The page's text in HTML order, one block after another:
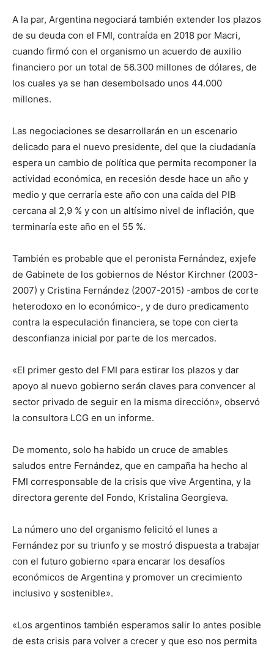
A la par, Argentina negociará también extender los plazos
de su deuda con el FMI, contraída en 2018 por Macri,
cuando firmó con el organismo un acuerdo de auxilio
financiero por un total de 56.300 millones de dólares, de
los cuales ya se han desembolsado unos 44.000
millones.
Las negociaciones se desarrollarán en un escenario
delicado para el nuevo presidente, del que la ciudadanía
espera un cambio de política que permita recomponer la
actividad económica, en recesión desde hace un año y
medio y que cerraría este año con una caída del PIB
cercana al 2,9 % y con un altísimo nivel de inflación, que
terminaría este año en el 55 %.
También es probable que el peronista Fernández, exjefe
de Gabinete de los gobiernos de Néstor Kirchner (2003-
2007) y Cristina Fernández (2007-2015) -ambos de corte
heterodoxo en lo económico-, y de duro predicamento
contra la especulación financiera, se tope con cierta
desconfianza inicial por parte de los mercados.
«El primer gesto del FMI para estirar los plazos y dar
apoyo al nuevo gobierno serán claves para convencer al
sector privado de seguir en la misma dirección», observó
la consultora LCG en un informe.
De momento, solo ha habido un cruce de amables
saludos entre Fernández, que en campaña ha hecho al
FMI corresponsable de la crisis que vive Argentina, y la
directora gerente del Fondo, Kristalina Georgieva.
La número uno del organismo felicitó el lunes a
Fernández por su triunfo y se mostró dispuesta a trabajar
con el futuro gobierno «para encarar los desafíos
económicos de Argentina y promover un crecimiento
inclusivo y sostenible».
«Los argentinos también esperamos salir lo antes posible
de esta crisis para volver a crecer y que eso nos permita